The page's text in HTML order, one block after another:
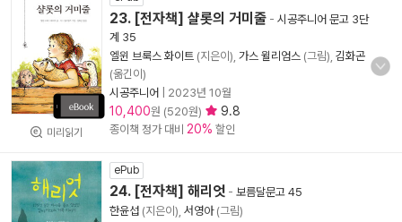
미리읽기
23. [전자책] 샬롯의 거미줄 - 시공주니어 문고 3단
계 35
엘윈 브룩스 화이트 (지은이), 가스 윌리엄스 (그림), 김화곤
(옮긴이)
시공주니어
2023년 10월
10,400원 (520원) 9.8
종이책 정가 대비 20% 할인
ePub
24. [전자책] 해리엇 - 보름달문고 45
한윤섭 (지은이), 서영아(그림)